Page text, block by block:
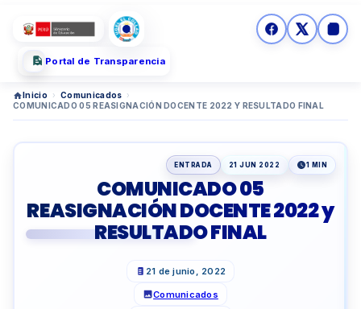
Portal de Transparencia
Inicio › Comunicados ›
COMUNICADO 05 REASIGNACIÓN DOCENTE 2022 Y RESULTADO FINAL
ENTRADA 21 JUN 2022 1 MIN
COMUNICADO 05
REASIGNACIÓN DOCENTE 2022 y
RESULTADO FINAL
21 de junio, 2022
Comunicados